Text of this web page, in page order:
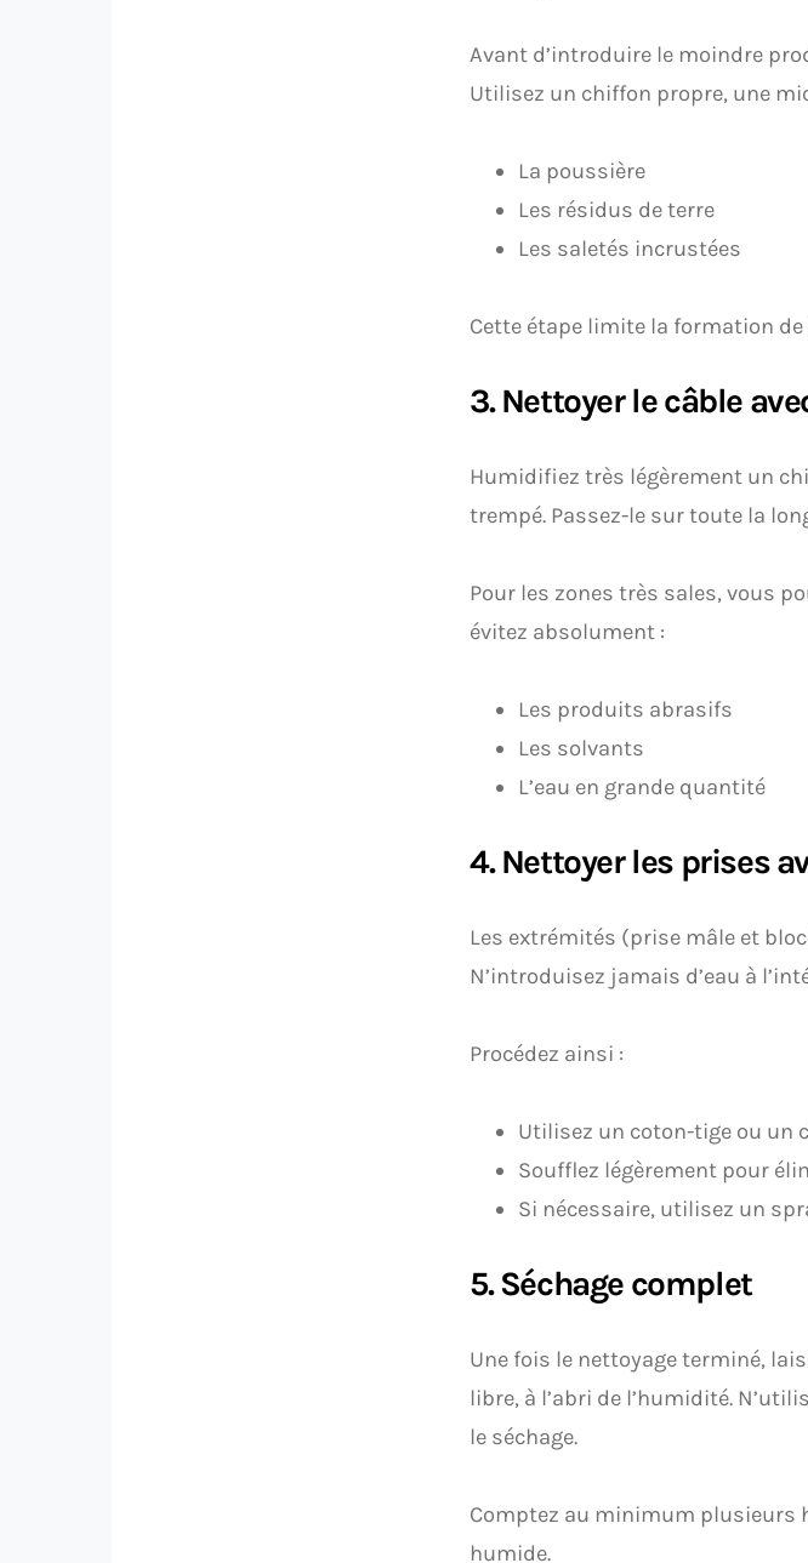
Avant d’introduire le moindre
Utilisez un chiffon propre, une
La poussière
Les résidus de terre
Les saletés incrustées
Cette étape limite la formation
3. Nettoyer le câble
Humidifiez très légèrement un
trempé. Passez-le sur toute la
Pour les zones très sales, vous
évitez absolument :
Les produits abrasifs
Les solvants
L’eau en grande quantité
4. Nettoyer les prises
Les extrémités (prise mâle et
N’introduisez jamais d’eau à
Procédez ainsi :
Utilisez un coton-tige ou un
Soufflez légèrement pour
Si nécessaire, utilisez un
5. Séchage complet
Une fois le nettoyage terminé,
libre, à l’abri de l’humidité.
le séchage.
Comptez au minimum plusieurs
humide.